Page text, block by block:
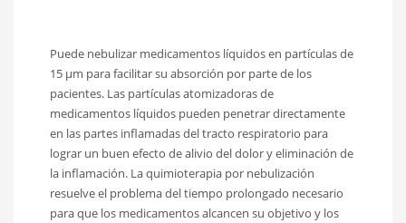
Puede nebulizar medicamentos líquidos en partículas de
15 μm para facilitar su absorción por parte de los
pacientes. Las partículas atomizadoras de
medicamentos líquidos pueden penetrar directamente
en las partes inflamadas del tracto respiratorio para
lograr un buen efecto de alivio del dolor y eliminación de
la inflamación. La quimioterapia por nebulización
resuelve el problema del tiempo prolongado necesario
para que los medicamentos alcancen su objetivo y los